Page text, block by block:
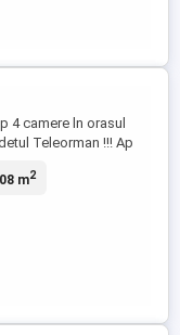
4 camere ln orasul
Teleorman !!! Ap
baie bucatarie
si baie!!
etajul 4 !! Nr telefon !!!
m2